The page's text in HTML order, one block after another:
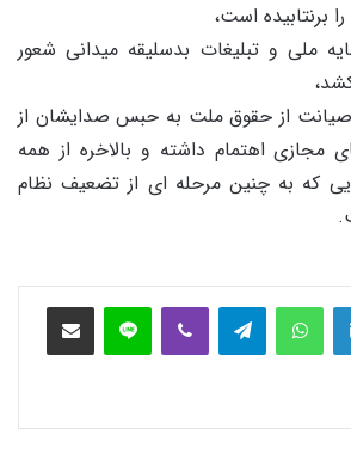
برنتابیده است،
ملی و تبلیغات بدسلیقه میدانی شعور
از حقوق ملت به حبس صدایشان از
اهتمام داشته و بالاخره از همه
که به چنین مرحله ای از تضعیف نظام
لینکدین واتس آپ لاین